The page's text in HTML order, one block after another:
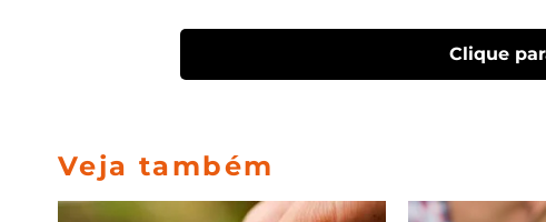
Clique
Veja também